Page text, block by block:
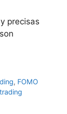
precisas
, FOMO